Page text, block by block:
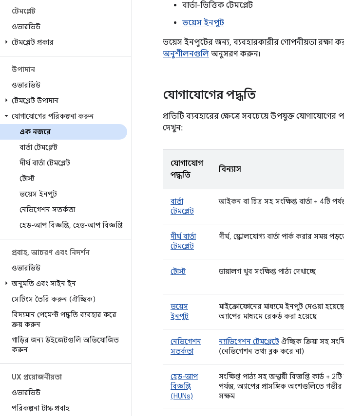
টেমপ্লেট
ওভারভিউ
টেমপ্লেট প্রকার
উপাদান
ওভারভিউ
টেমপ্লেট উপাদান
যোগাযোগের পরিকল্পনা করুন
এক নজরে
বার্তা টেমপ্লেট
দীর্ঘ বার্তা টেমপ্লেট
টোস্ট
ভয়েস ইনপুট
নেভিগেশন সতর্কতা
হেড-আপ বিজ্ঞপ্তি, হেড-আপ বিজ্ঞপ্তি
প্রবাহ,আচরণ এবং নিদর্শন
ওভারভিউ
অনুমতি এবং সাইন ইন
সেটিংস তৈরি করুন (ঐচ্ছিক)
বিদ্যমান পেমেন্ট পদ্ধতি ব্যবহার করে
ক্রয় করুন
গাড়ির জন্য উইজেটগুলি অভিযোজিত
করুন
UX প্রয়োজনীয়তা
ওভারভিউ
পরিকল্পনা টাস্ক প্রবাহ
বার্তা-ভিত্তিক টেমপ্লেট
ভয়েস ইনপুট
ভয়েস ইনপুটের জন্য, ব্যবহারকারীর গোপনীয়তা রক্ষা
অনুশীলনগুলি অনুসরণ করুন৷
যোগাযোগের পদ্ধতি
প্রতিটি ব্যবহারের ক্ষেত্রে সবচেয়ে উপযুক্ত
দেখুন:
যোগাযোগ
পদ্ধতি
বিন্যাস
বার্তা
টেমপ্লেট
আইকন বা চিত্র সহ সংক্ষিপ্ত বার্তা + 4টি
দীর্ঘ বার্তা
টেমপ্লেট
দীর্ঘ, স্ক্রোলযোগ্য বার্তা পার্ক করার সময়
টোস্ট ডায়ালগ খুব সংক্ষিপ্ত পাঠ্য দেখাচ্ছে
ভয়েস
ইনপুট
মাইক্রোফোনের মাধ্যমে ইনপুট দেওয়া
অ্যাপের মাধ্যমে রেকর্ড করা হয়েছে
নেভিগেশন
সতর্কতা
ন্যাভিগেশন টেমপ্লেটে ঐচ্ছিক ক্রিয়া সহ
(নেভিগেশন তথ্য ব্লক করে না)
হেড-আপ
বিজ্ঞপ্তি
(HUNs)
সংক্ষিপ্ত পাঠ্য সহ অস্থায়ী বিজ্ঞপ্তি কার্ড +
পর্যন্ত, অ্যাপের প্রাসঙ্গিক অংশগুলিতে
সক্ষম